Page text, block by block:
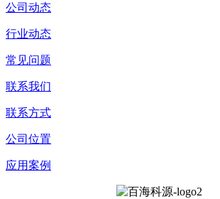
公司动态
行业动态
常见问题
联系我们
联系方式
公司位置
应用案例